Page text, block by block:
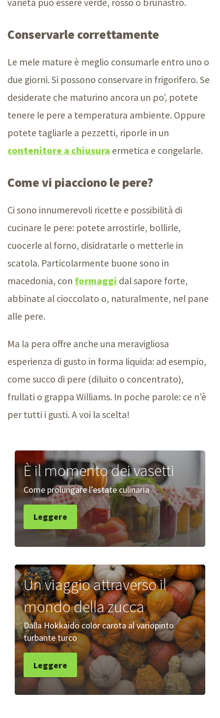
varietà può essere verde, rosso o brunastro.
Conservarle correttamente
Le mele mature è meglio consumarle entro uno o
due giorni. Si possono conservare in frigorifero. Se
desiderate che maturino ancora un po’, potete
tenere le pere a temperatura ambiente. Oppure
potete tagliarle a pezzetti, riporle in un
contenitore a chiusura ermetica e congelarle.
Come vi piacciono le pere?
Ci sono innumerevoli ricette e possibilità di
cucinare le pere: potete arrostirle, bollirle,
cuocerle al forno, disidratarle o metterle in
scatola. Particolarmente buone sono in
macedonia, con formaggi dal sapore forte,
abbinate al cioccolato o, naturalmente, nel pane
alle pere.
Ma la pera offre anche una meravigliosa
esperienza di gusto in forma liquida: ad esempio,
come succo di pere (diluito o concentrato),
frullati o grappa Williams. In poche parole: ce n’è
per tutti i gusti. A voi la scelta!
È il momento dei vasetti
Come prolungare l’estate culinaria
Leggere
Un viaggio attraverso il
mondo della zucca
Dalla Hokkaido color carota al variopinto
turbante turco
Leggere